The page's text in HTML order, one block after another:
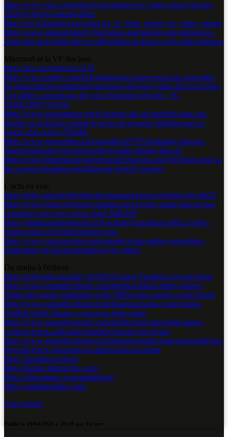
https://www.ign.com/articles/upcoming-new-video-game-movies-
2026-tv-shows-release-dates
https://en.wikipedia.org/wiki/List_of_films_based_on_video_games
https://www.gamesindustry.biz/games-and-movies-are-rushing-to-
jump-into-bed-while-theyre-still-getting-to-know-each-other-opinion
https://sfa-cgt.fr/presse/2234
https://www.bfmtv.com/tech/gaming/on-espere-pouvoir-reprendre-
les-negociations-rapidement-pourquoi-les-jeux-video-forza-horizon-
6-et-fable-n-auront-pas-de-voix-francaises-de-sitot_AV-
202601260770.html
https://www.actugaming.net/le-dernier-dlc-de-starfield-nest-pas-
double-en-francais-comme-le-reste-du-jeu-une-situation-qui-se-
repete-chez-xbox-793044/
https://www.jeuxonline.info/actualite/65797/doublage-francais-
absent-plusieurs-jeux-microsoft-ea-suite-clauses-liees-ia
https://www.bluetracker.gg/overwatch/topic/us-en/1001044-what-is-
the-current-situation-regarding-the-french-version/
https://bsky.app/profile/futterish.fsquared.biz/post/3mjg2cfvw6k25
https://www.nme.com/news/gaming-news/xbox-game-pass-is-too-
expensive-says-new-xbox-chief-3940199
https://philharmoniedeparis.fr/fr/activite/exposition/28822-video-
games-music?ref=thepixelpost.com
https://www.jura-tourism.com/agenda/visite-guidee-exposition-
temporaire-ctrl-alt-art-peindre-le-jeu-video/
https://gdcvault.com/play/1035853/Game-Funding-Lessons-from
https://www.gamedeveloper.com/business/black-tabby-games-
slinks-into-game-publishing-with-1000xresist-creator-s-next-game
https://www.gamedeveloper.com/business/peak-co-developer-
landfall-might-finance-your-next-indie-game
https://www.gamedeveloper.com/production/outersloth-shares-
contract-terms-and-game-funding-lessons-for-sickos
https://www.gamedeveloper.com/business/indie-fund-outersloth-has-
rejected-every-generative-ai-pitch-it-has-received
https://landfall.se/about
https://kepler-interactive.com/
https://shirogames.com/publishing/
https://goblinzstudio.com/
Voir l'article